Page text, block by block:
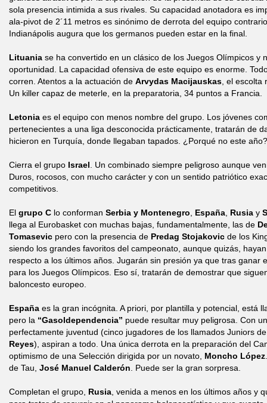
sola presencia intimida a sus rivales. Su capacidad anotadora es
ala-pivot de 2´11 metros es sinónimo de derrota del equipo
Indianápolis augura que los germanos pueden estar en la final.
Lituania se ha convertido en un clásico de los Juegos Olímpicos y
oportunidad. La capacidad ofensiva de este equipo es enorme.
corren. Atentos a la actuación de Arvydas Macijauskas , el
Un killer capaz de meterle, en la preparatoria, 34 puntos a Francia.
Letonia es el equipo con menos nombre del grupo. Los jóvenes
pertenecientes a una liga desconocida prácticamente, tratarán de
hicieron en Turquía, donde llegaban tapados. ¿Porqué no este año?
Cierra el grupo Israel . Un combinado siempre peligroso aunque
Duros, rocosos, con mucho carácter y con un sentido patriótico
competitivos.
El grupo C lo conforman Serbia y Montenegro España Rusia y
llega al Eurobasket con muchas bajas, fundamentalmente, las de
Tomasevic pero con la presencia de Predag Stojakovic de los
siendo los grandes favoritos del campeonato, aunque quizás,
respecto a los últimos años. Jugarán sin presión ya que tras ganar
para los Juegos Olímpicos. Eso sí, tratarán de demostrar que
baloncesto europeo.
España es la gran incógnita. A priori, por plantilla y potencial, está
pero la “Gasoldependencia” puede resultar muy peligrosa. Con
perfectamente juventud (cinco jugadores de los llamados Juniors
Reyes), aspiran a todo. Una única derrota en la preparación del
optimismo de una Selección dirigida por un novato, Moncho López
de Tau, José Manuel Calderón . Puede ser la gran sorpresa.
Completan el grupo, Rusia , venida a menos en los últimos años y